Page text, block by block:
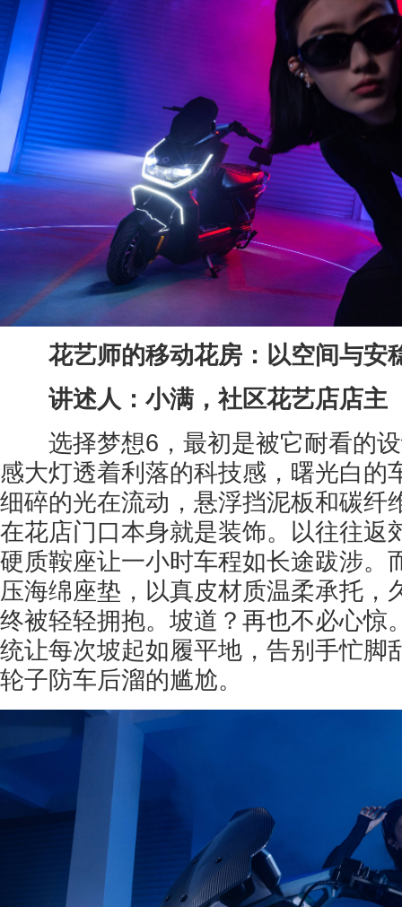
花艺师的移动花房：以空间与安
讲述人：小满，社区花艺店店主
选择梦想6，最初是被它耐看的
感大灯透着利落的科技感，曙光白的
细碎的光在流动，悬浮挡泥板和碳纤
在花店门口本身就是装饰。以往往返
硬质鞍座让一小时车程如长途跋涉。
压海绵座垫，以真皮材质温柔承托，
终被轻轻拥抱。坡道？再也不必心惊
统让每次坡起如履平地，告别手忙脚
轮子防车后溜的尴尬。